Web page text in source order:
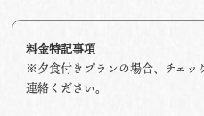
料金特記事項
※夕食付きプランの場合、チェッ
連絡ください。